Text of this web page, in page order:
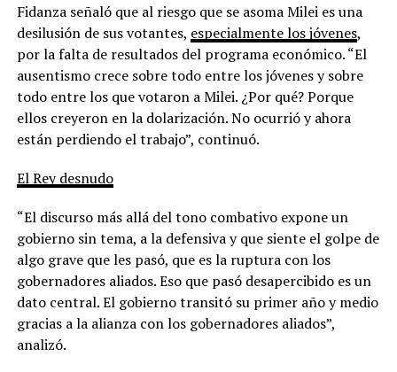
Fidanza señaló que al riesgo que se asoma Milei es una
desilusión de sus votantes, especialmente los jóvenes,
por la falta de resultados del programa económico.“El
ausentismo crece sobre todo entre los jóvenes y sobre
todo entre los que votaron a Milei. ¿Por qué? Porque
ellos creyeron en la dolarización. No ocurrió y ahora
están perdiendo el trabajo”, continuó.
El Rey desnudo
“El discurso más allá del tono combativo expone un
gobierno sin tema, a la defensiva y que siente el golpe de
algo grave que les pasó, que es la ruptura con los
gobernadores aliados. Eso que pasó desapercibido es un
dato central. El gobierno transitó su primer año y medio
gracias a la alianza con los gobernadores aliados”,
analizó.